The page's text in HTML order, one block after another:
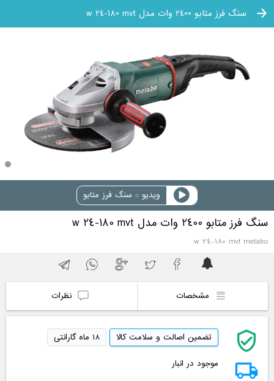
سنگ فرز متابو 2400 وات مدل w 24-180 mvt
ویدیو :: سنگ فرز متابو
سنگ فرز متابو 2400 وات مدل w 24-180 mvt
w 24-180 mvt metabo
مشخصات نظرات
تضمین اصالت و سلامت کالا 18 ماه گارانتی
موجود در انبار